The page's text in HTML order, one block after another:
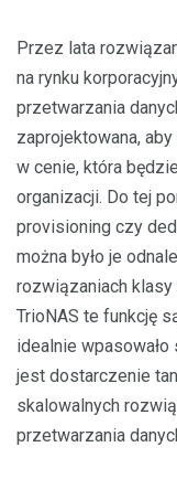
Przez lata
na rynku
przetwarzania
zaprojektowana,
w cenie, która
organizacji. Do tej
provisioning czy
można było je
rozwiązaniach
TrioNAS te funkcję
idealnie
jest dostarczenie
skalowalnych
przetwarzania